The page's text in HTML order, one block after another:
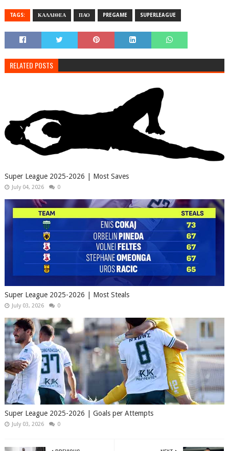
TAGS: ΚΑΛΛΙΘΕΑ ΠΑΟ PREGAME SUPERLEAGUE
RELATED POSTS
Super League 2025-2026 | Most Saves
July 04, 2026 0
Super League 2025-2026 | Most Steals
July 03, 2026 0
Super League 2025-2026 | Goals per Attempts
July 03, 2026 0